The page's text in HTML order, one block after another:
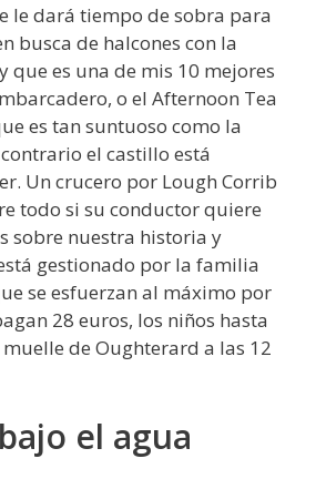
le dará tiempo de sobra para
busca de halcones con la
que es una de mis 10 mejores
o el Afternoon Tea
es tan suntuoso como la
el castillo está
Un crucero por Lough Corrib
todo si su conductor quiere
sobre nuestra historia y
gestionado por la familia
se esfuerzan al máximo por
28 euros, los niños hasta
de Oughterard a las 12
el agua